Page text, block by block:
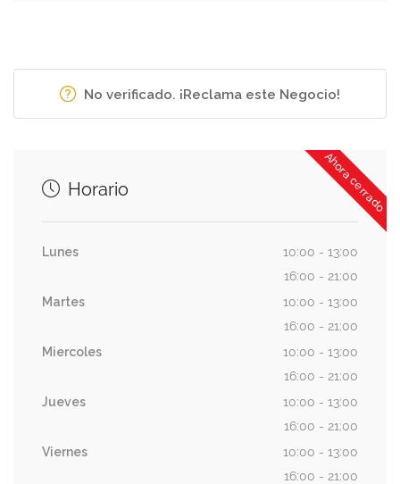
No verificado. ¡Reclama este Negocio!
Ahora cerrado
Horario
Lunes
10:00 - 13:00
16:00 - 21:00
Martes
10:00 - 13:00
16:00 - 21:00
Miercoles
10:00 - 13:00
16:00 - 21:00
Jueves
10:00 - 13:00
16:00 - 21:00
Viernes
10:00 - 13:00
16:00 - 21:00